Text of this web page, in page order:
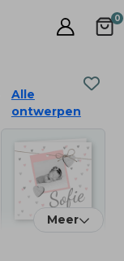
0
Alle
ontwerpen
Meer